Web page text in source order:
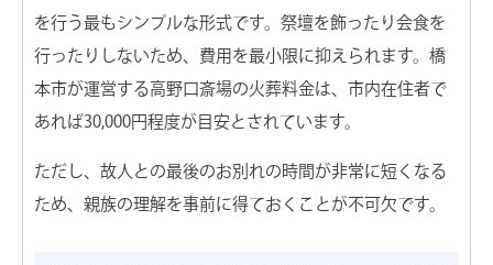
を行う最もシンプルな形式です。祭壇を飾ったり会食を
行ったりしないため、費用を最小限に抑えられます。橋
本市が運営する高野口斎場の火葬料金は、市内在住者で
あれば30,000円程度が目安とされています。
ただし、故人との最後のお別れの時間が非常に短くなる
ため、親族の理解を事前に得ておくことが不可欠です。